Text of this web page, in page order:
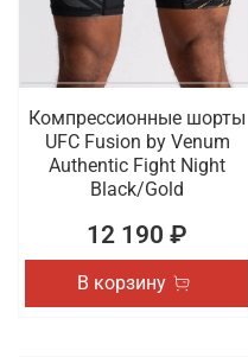
Компрессионные шорты
UFC Fusion by Venum
Authentic Fight Night
Black/Gold
12 190 ₽
В корзину